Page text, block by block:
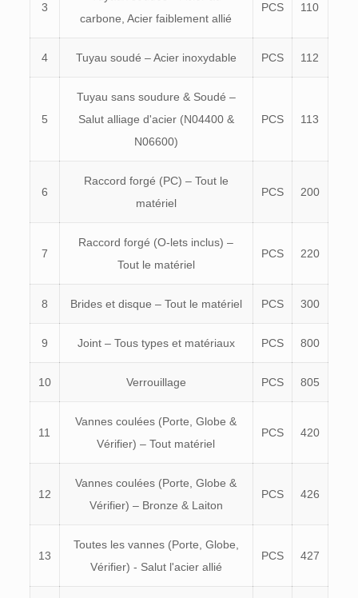
3
carbone, Acier faiblement allié
PCS 110
4 Tuyau soudé – Acier inoxydable PCS 112
5
Tuyau sans soudure & Soudé –
Salut alliage d'acier (N04400 &
N06600)
PCS 113
6
Raccord forgé (PC) – Tout le
matériel
PCS 200
7
Raccord forgé (O-lets inclus) –
Tout le matériel
PCS 220
8 Brides et disque – Tout le matériel PCS 300
9 Joint – Tous types et matériaux PCS 800
10 Verrouillage PCS 805
11
Vannes coulées (Porte, Globe &
Vérifier) – Tout matériel
PCS 420
12
Vannes coulées (Porte, Globe &
Vérifier) – Bronze & Laiton
PCS 426
13
Toutes les vannes (Porte, Globe,
Vérifier) - Salut l'acier allié
PCS 427